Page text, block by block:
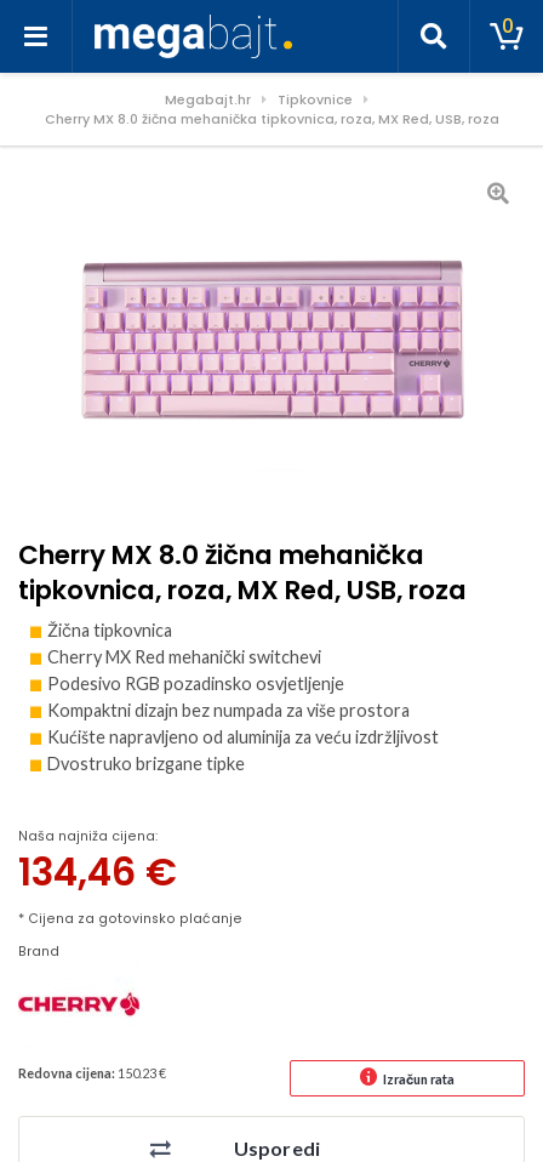
0
Megabajt.hr
Tipkovnice
Cherry MX 8.0 žična mehanička tipkovnica, roza, MX Red, USB, roza
Cherry MX 8.0 žična mehanička
tipkovnica, roza, MX Red, USB, roza
Žična tipkovnica
Cherry MX Red mehanički switchevi
Podesivo RGB pozadinsko osvjetljenje
Kompaktni dizajn bez numpada za više prostora
Kućište napravljeno od aluminija za veću izdržljivost
Dvostruko brizgane tipke
Naša najniža cijena:
134,46 €
* Cijena za gotovinsko plaćanje
Brand
Redovna cijena: 150.23 € Izračun rata
Usporedi